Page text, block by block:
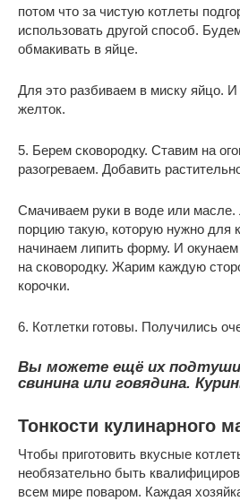
потом что за чистую котлеты
использовать другой способ.
обмакивать в яйце.
Для это разбиваем в миску яйцо.
желток.
5. Берем сковородку. Ставим на
разогреваем. Добавить
Смачиваем руки в воде или
порцию такую, которую нужно для
начинаем липить форму. И
на сковородку. Жарим каждую
корочки.
6. Котлетки готовы. Получились
Вы можете ещё их
свинина или говядина.
Тонкости кулинарного
Чтобы приготовить вкусные
необязательно быть
всем мире поваром. Каждая